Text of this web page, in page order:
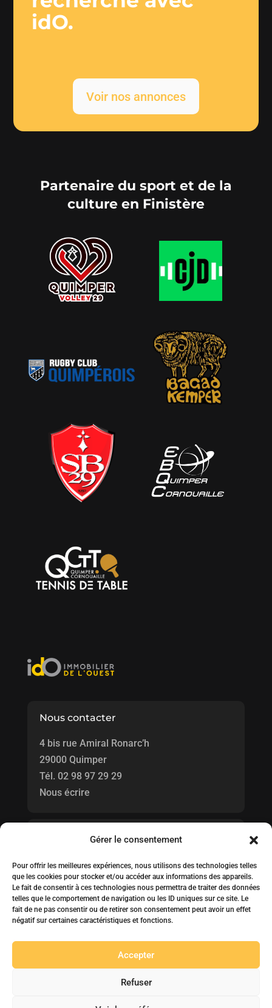
Gérer le consentement
Pour offrir les meilleures expériences, nous utilisons des technologies telles
que les cookies pour stocker et/ou accéder aux informations des appareils.
Le fait de consentir à ces technologies nous permettra de traiter des données
telles que le comportement de navigation ou les ID uniques sur ce site. Le
fait de ne pas consentir ou de retirer son consentement peut avoir un effet
négatif sur certaines caractéristiques et fonctions.
Accepter
Refuser
idO.
Voir nos annonces
Partenaire du sport et de la
culture en Finistère
Nous contacter
4 bis rue Amiral Ronarc’h
29000 Quimper
Tél. 02 98 97 29 29
Nous écrire
Honoraires d'agence
Mentions légales